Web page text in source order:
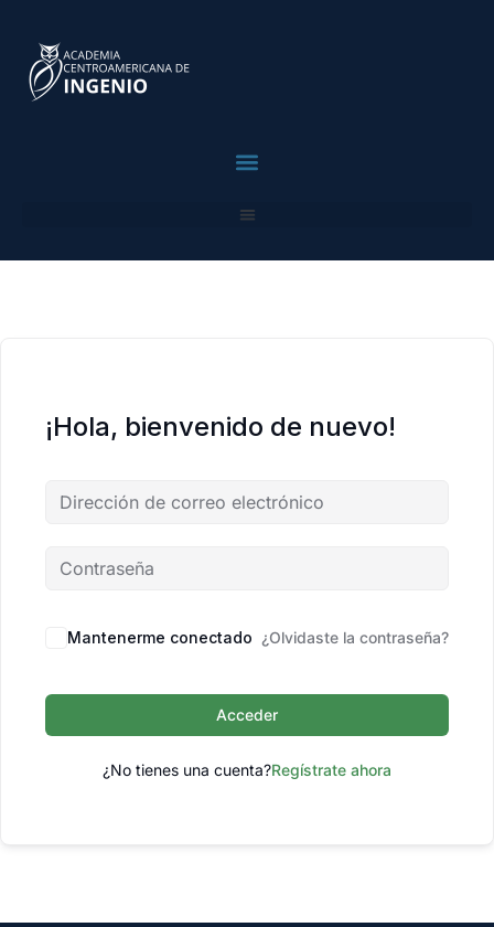
¡Hola, bienvenido de nuevo!
Mantenerme conectado ¿Olvidaste la contraseña?
Acceder
¿No tienes una cuenta?Regístrate ahora